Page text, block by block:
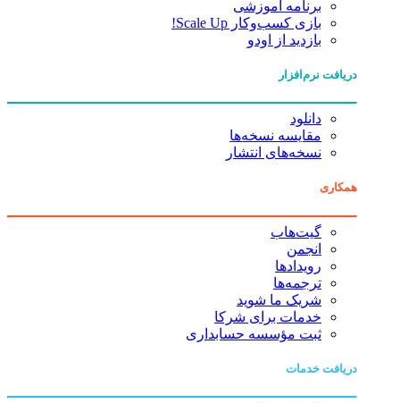
برنامه آموزشی
بازی کسب‌وکار Scale Up!
بازدید از اودو
دریافت نرم‌افزار
دانلود
مقایسه نسخه‌ها
نسخه‌های انتشار
همکاری
گیت‌هاب
انجمن
رویدادها
ترجمه‌ها
شریک ما شوید
خدمات برای شرکا
ثبت مؤسسه حسابداری
دریافت خدمات